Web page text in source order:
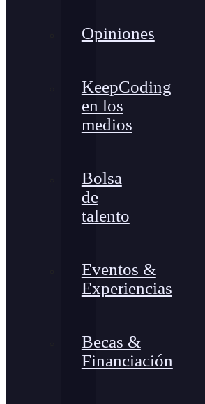
Opiniones
KeepCoding
en los
medios
Bolsa
de
talento
Eventos &
Experiencias
Becas &
Financiación